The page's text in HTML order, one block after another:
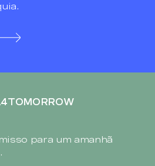
para um amanhã